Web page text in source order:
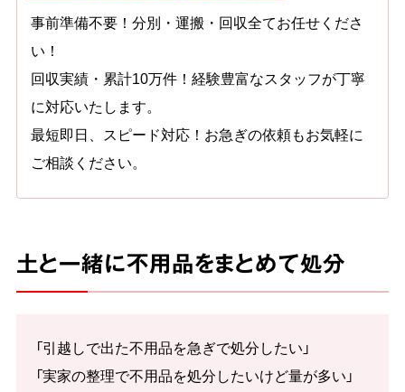
事前準備不要！分別・運搬・回収全てお任せくださ
い！
回収実績・累計10万件！経験豊富なスタッフが丁寧
に対応いたします。
最短即日、スピード対応！お急ぎの依頼もお気軽に
ご相談ください。
土と一緒に不用品をまとめて処分
「引越しで出た不用品を急ぎで処分したい」
「実家の整理で不用品を処分したいけど量が多い」